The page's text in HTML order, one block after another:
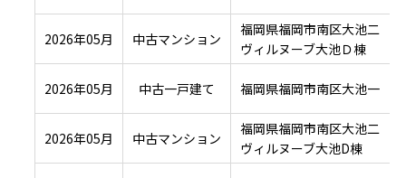
2026年05月 中古マンション
福岡県福岡市南区大池二
ヴィルヌーブ大池Ｄ棟
2026年05月 中古一戸建て 福岡県福岡市南区大池一
2026年05月 中古マンション
福岡県福岡市南区大池二
ヴィルヌーブ大池D棟